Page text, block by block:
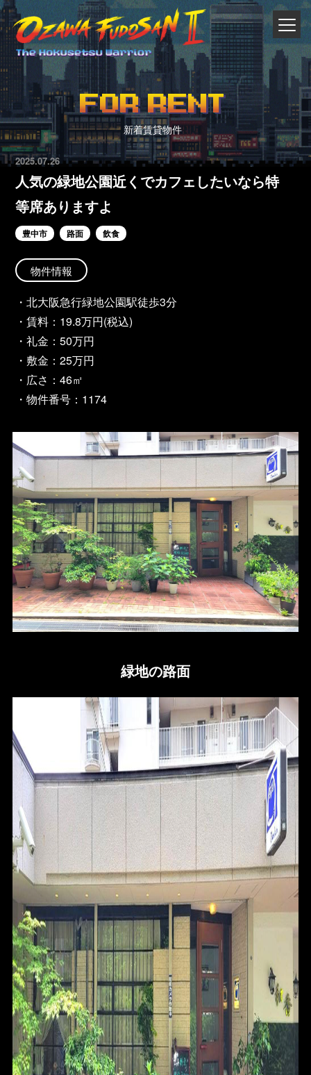
FOR RENT
新着賃貸物件
2025.07.26
人気の緑地公園近くでカフェしたいなら特
等席ありますよ
豊中市 路面 飲食
物件情報
・北大阪急行緑地公園駅徒歩3分
・賃料：19.8万円(税込)
・礼金：50万円
・敷金：25万円
・広さ：46㎡
・物件番号：1174
緑地の路面